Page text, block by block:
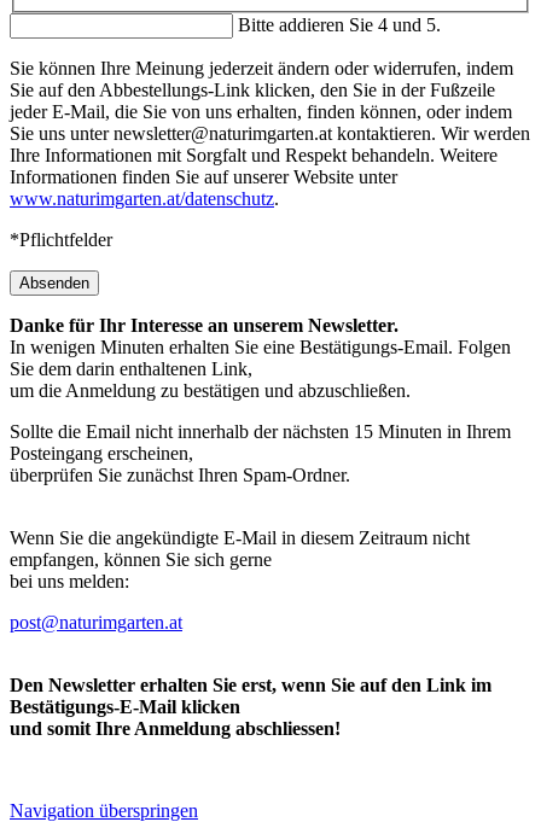
Bitte addieren Sie 4 und 5.
Sie können Ihre Meinung jederzeit ändern oder widerrufen, indem
Sie auf den Abbestellungs-Link klicken, den Sie in der Fußzeile
jeder E-Mail, die Sie von uns erhalten, finden können, oder indem
Sie uns unter newsletter@naturimgarten.at kontaktieren. Wir werden
Ihre Informationen mit Sorgfalt und Respekt behandeln. Weitere
Informationen finden Sie auf unserer Website unter
www.naturimgarten.at/datenschutz.
*Pflichtfelder
Absenden
Danke für Ihr Interesse an unserem Newsletter.
In wenigen Minuten erhalten Sie eine Bestätigungs-Email. Folgen
Sie dem darin enthaltenen Link,
um die Anmeldung zu bestätigen und abzuschließen.
Sollte die Email nicht innerhalb der nächsten 15 Minuten in Ihrem
Posteingang erscheinen,
überprüfen Sie zunächst Ihren Spam-Ordner.
Wenn Sie die angekündigte E-Mail in diesem Zeitraum nicht
empfangen, können Sie sich gerne
bei uns melden:
post@naturimgarten.at
Den Newsletter erhalten Sie erst, wenn Sie auf den Link im
Bestätigungs-E-Mail klicken
und somit Ihre Anmeldung abschliessen!
Navigation überspringen